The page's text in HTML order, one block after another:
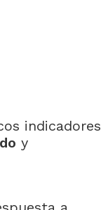
indicadores
y